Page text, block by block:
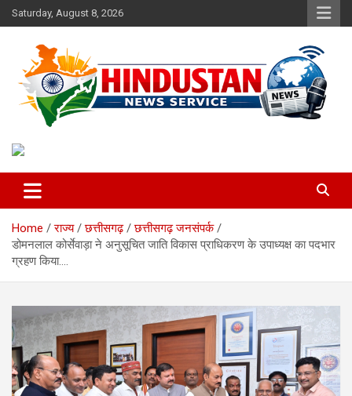
Skip
to
Saturday, August 8, 2026
Hindustan News Service
Home राज्य छत्तीसगढ़
छत्तीसगढ़ जनसंपर्क
डोमनलाल कोर्सेवाड़ा ने अनुसूचित जाति विकास प्राधिकरण के उपाध्यक्ष का पदभार
ग्रहण किया….